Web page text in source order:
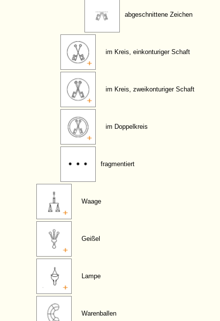
abgeschnittene Zeichen
im Kreis, einkonturiger Schaft
im Kreis, zweikonturiger Schaft
im Doppelkreis
fragmentiert
Waage
Geißel
Lampe
Warenballen